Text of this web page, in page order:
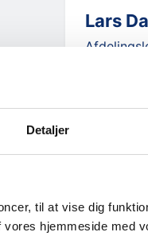
Detaljer
til at vise dig
hjemmeside med
Lars